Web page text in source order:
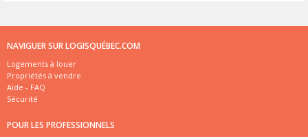
NAVIGUER SUR LOGISQUÉBEC.COM
Logements à louer
Propriétés à vendre
Aide - FAQ
Sécurité
POUR LES PROFESSIONNELS